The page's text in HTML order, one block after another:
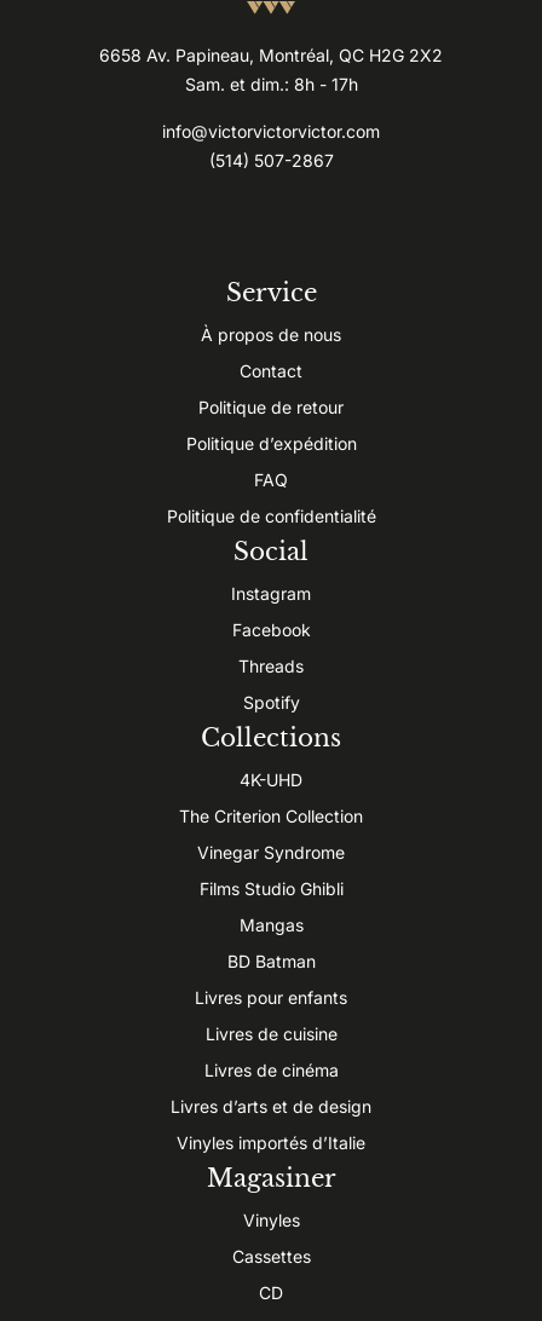
6658 Av. Papineau, Montréal, QC H2G 2X2
Sam. et dim.: 8h - 17h
info@victorvictorvictor.com
(514) 507-2867
Service
À propos de nous
Contact
Politique de retour
Politique d’expédition
FAQ
Politique de confidentialité
Social
Instagram
Facebook
Threads
Spotify
Collections
4K-UHD
The Criterion Collection
Vinegar Syndrome
Films Studio Ghibli
Mangas
BD Batman
Livres pour enfants
Livres de cuisine
Livres de cinéma
Livres d’arts et de design
Vinyles importés d’Italie
Magasiner
Vinyles
Cassettes
CD